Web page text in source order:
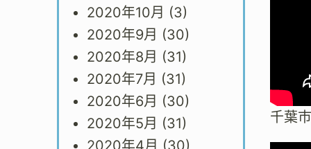
2020年10月 (3)
2020年9月 (30)
2020年8月 (31)
2020年7月 (31)
2020年6月 (30)
2020年5月 (31)
千葉